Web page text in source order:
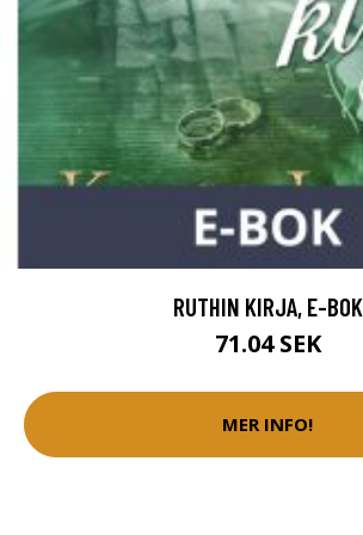
RUTHIN KIRJA, E-BOK
71.04 SEK
MER INFO!